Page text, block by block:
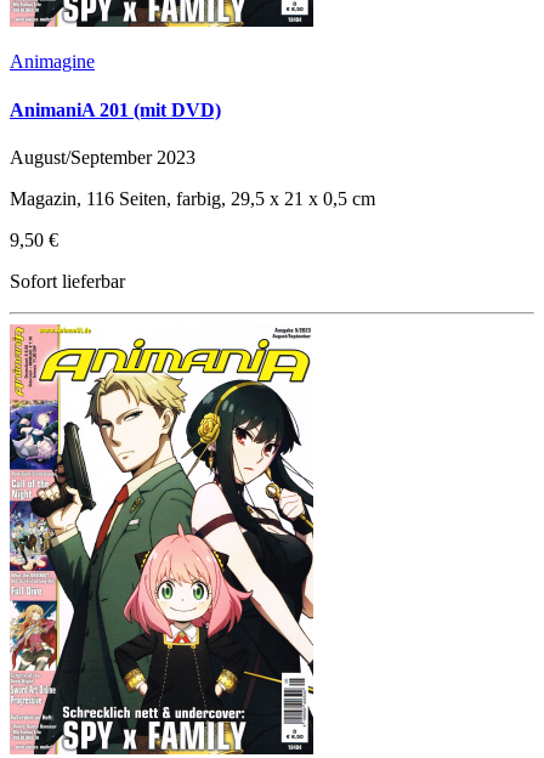
Animagine
AnimaniA 201 (mit DVD)
August/September 2023
Magazin, 116 Seiten, farbig, 29,5 x 21 x 0,5 cm
9,50 €
Sofort lieferbar